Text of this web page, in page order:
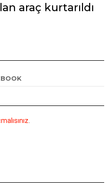
araç kurtarıldı